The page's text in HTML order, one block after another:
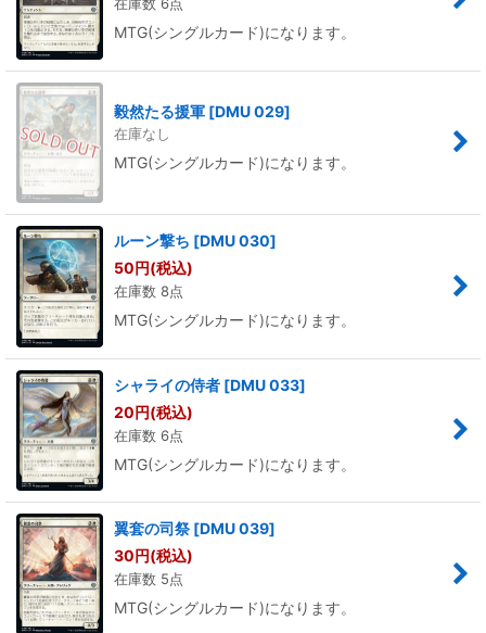
在庫数 6点
MTG(シングルカード)になります。
毅然たる援軍 [DMU 029]
在庫なし
MTG(シングルカード)になります。
ルーン撃ち [DMU 030]
50円(税込)
在庫数 8点
MTG(シングルカード)になります。
シャライの侍者 [DMU 033]
20円(税込)
在庫数 6点
MTG(シングルカード)になります。
翼套の司祭 [DMU 039]
30円(税込)
在庫数 5点
MTG(シングルカード)になります。